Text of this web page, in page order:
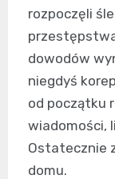
rozpoczęli
dowodów
niegdyś
od początku
wiadomości,
Ostatecznie
domu.